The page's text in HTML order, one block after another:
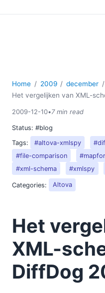
Home 2009
december
Het vergelijken van XML-
2009-12-10•7 min read
Status: #blog
Tags:
#altova-xmlspy
#file-comparison
#xml-schema
#xmlspy
Categories: Altova
Het
XML-
DiffDog